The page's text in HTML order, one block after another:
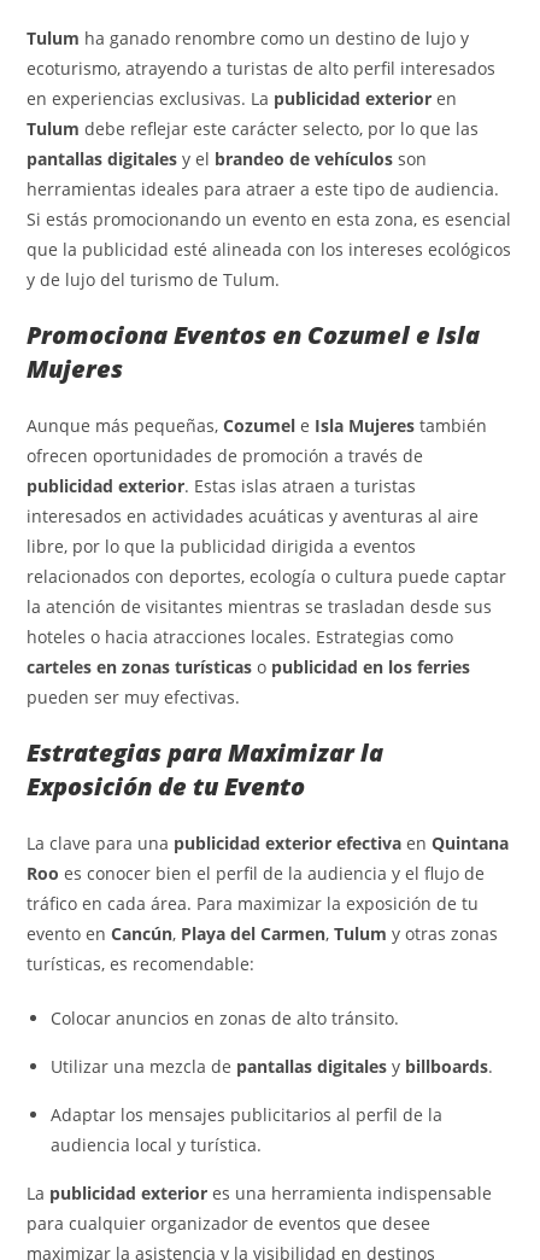
Tulum ha ganado renombre como un destino de lujo y
ecoturismo, atrayendo a turistas de alto perfil interesados
en experiencias exclusivas. La publicidad exterior en
Tulum debe reflejar este carácter selecto, por lo que las
pantallas digitales y el brandeo de vehículos son
herramientas ideales para atraer a este tipo de audiencia.
Si estás promocionando un evento en esta zona, es esencial
que la publicidad esté alineada con los intereses ecológicos
y de lujo del turismo de Tulum.
Promociona Eventos en Cozumel e Isla
Mujeres
Aunque más pequeñas,Cozumel e Isla Mujeres también
ofrecen oportunidades de promoción a través de
publicidad exterior. Estas islas atraen a turistas
interesados en actividades acuáticas y aventuras al aire
libre, por lo que la publicidad dirigida a eventos
relacionados con deportes, ecología o cultura puede captar
la atención de visitantes mientras se trasladan desde sus
hoteles o hacia atracciones locales. Estrategias como
carteles en zonas turísticas o publicidad en los ferries
pueden ser muy efectivas.
Estrategias para Maximizar la
Exposición de tu Evento
La clave para una publicidad exterior efectiva enQuintana
Roo es conocer bien el perfil de la audiencia y el flujo de
tráfico en cada área. Para maximizar la exposición de tu
evento enCancún, Playa del Carmen,Tulum y otras zonas
turísticas, es recomendable:
Colocar anuncios en zonas de alto tránsito.
Utilizar una mezcla de pantallas digitales y billboards.
Adaptar los mensajes publicitarios al perfil de la
audiencia local y turística.
La publicidad exterior es una herramienta indispensable
para cualquier organizador de eventos que desee
maximizar la asistencia y la visibilidad en destinos